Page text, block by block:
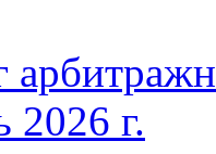
2026 г.